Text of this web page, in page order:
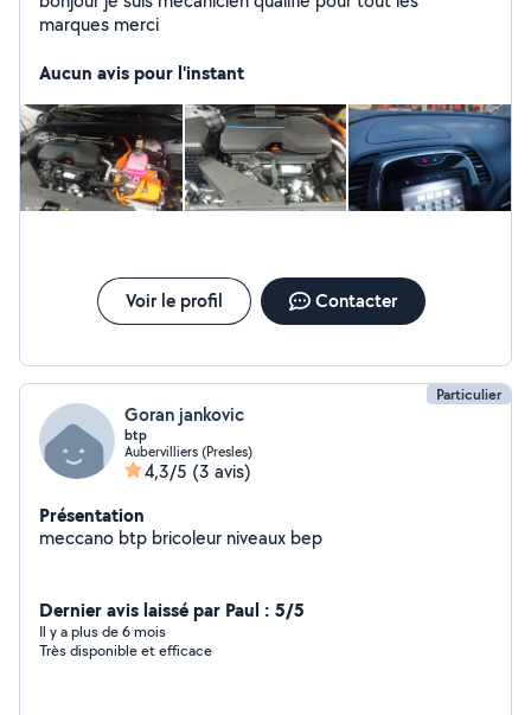
marques merci
Aucun avis pour l'instant
Voir le profil Contacter
Particulier
Goran jankovic
btp
Aubervilliers (Presles)
4,3/5 (3 avis)
Présentation
meccano btp bricoleur niveaux bep
Dernier avis laissé par Paul : 5/5
Il y a plus de 6 mois
Très disponible et efficace